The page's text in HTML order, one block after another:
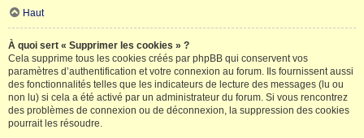
Haut
À quoi sert « Supprimer les cookies » ?
Cela supprime tous les cookies créés par phpBB qui conservent vos
paramètres d’authentification et votre connexion au forum. Ils fournissent aussi
des fonctionnalités telles que les indicateurs de lecture des messages (lu ou
non lu) si cela a été activé par un administrateur du forum. Si vous rencontrez
des problèmes de connexion ou de déconnexion, la suppression des cookies
pourrait les résoudre.